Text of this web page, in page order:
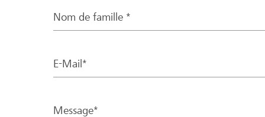
Nom de famille *
E-Mail*
Message*